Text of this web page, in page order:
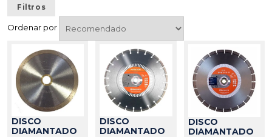
Filtros
Ordenar por
DISCO
DIAMANTADO
DISCO
DIAMANTADO
DISCO
DIAMANTADO